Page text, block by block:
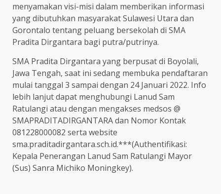
menyamakan visi-misi dalam memberikan informasi
yang dibutuhkan masyarakat Sulawesi Utara dan
Gorontalo tentang peluang bersekolah di SMA
Pradita Dirgantara bagi putra/putrinya.
SMA Pradita Dirgantara yang berpusat di Boyolali,
Jawa Tengah, saat ini sedang membuka pendaftaran
mulai tanggal 3 sampai dengan 24 Januari 2022. Info
lebih lanjut dapat menghubungi Lanud Sam
Ratulangi atau dengan mengakses medsos @
SMAPRADITADIRGANTARA dan Nomor Kontak
081228000082 serta website
sma.praditadirgantara.sch.id.***(Authentifikasi:
Kepala Penerangan Lanud Sam Ratulangi Mayor
(Sus) Sanra Michiko Moningkey).